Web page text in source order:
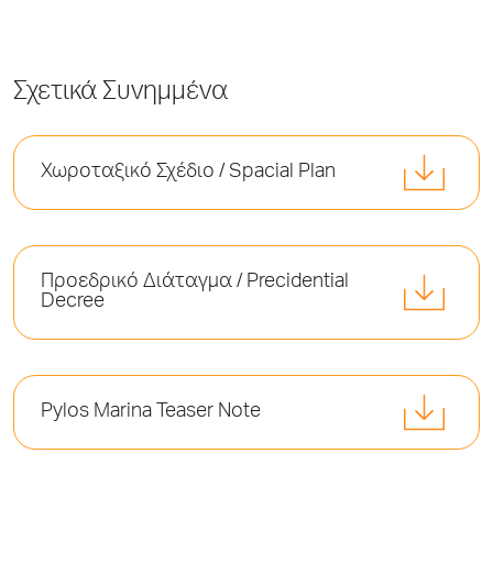
Σχετικά Συνημμένα
Χωροταξικό Σχέδιο / Spacial Plan
Προεδρικό Διάταγμα / Precidential
Decree
Pylos Marina Teaser Note